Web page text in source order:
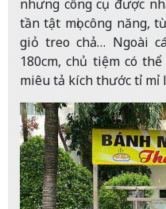
nhưng công cụ được
tần tật mọi công năng,
giỏ treo chả… Ngoài
180cm, chủ tiệm có
miêu tả kích thước tỉ mỉ